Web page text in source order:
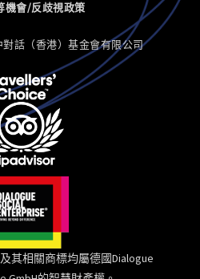
機會/反歧視政策
話（香港）基金會有限公司
其相關商標均屬德國Dialogue